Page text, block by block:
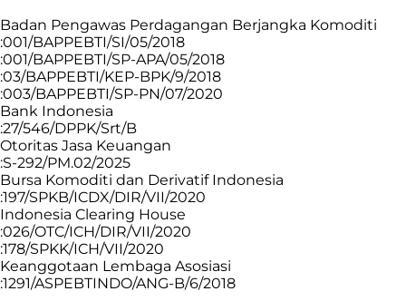
Badan Pengawas Perdagangan Berjangka Komoditi
:001/BAPPEBTI/SI/05/2018
:001/BAPPEBTI/SP-APA/05/2018
:03/BAPPEBTI/KEP-BPK/9/2018
:003/BAPPEBTI/SP-PN/07/2020
Bank Indonesia
:27/546/DPPK/Srt/B
Otoritas Jasa Keuangan
:S-292/PM.02/2025
Bursa Komoditi dan Derivatif Indonesia
:197/SPKB/ICDX/DIR/VII/2020
Indonesia Clearing House
:026/OTC/ICH/DIR/VII/2020
:178/SPKK/ICH/VII/2020
Keanggotaan Lembaga Asosiasi
:1291/ASPEBTINDO/ANG-B/6/2018